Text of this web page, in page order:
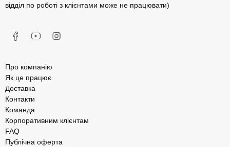
відділ по роботі з клієнтами може не працювати)
Про компанію
Як це працює
Доставка
Контакти
Команда
Корпоративним клієнтам
FAQ
Публічна оферта